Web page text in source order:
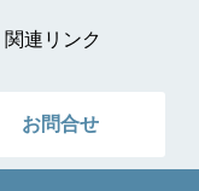
関連リンク
お問合せ